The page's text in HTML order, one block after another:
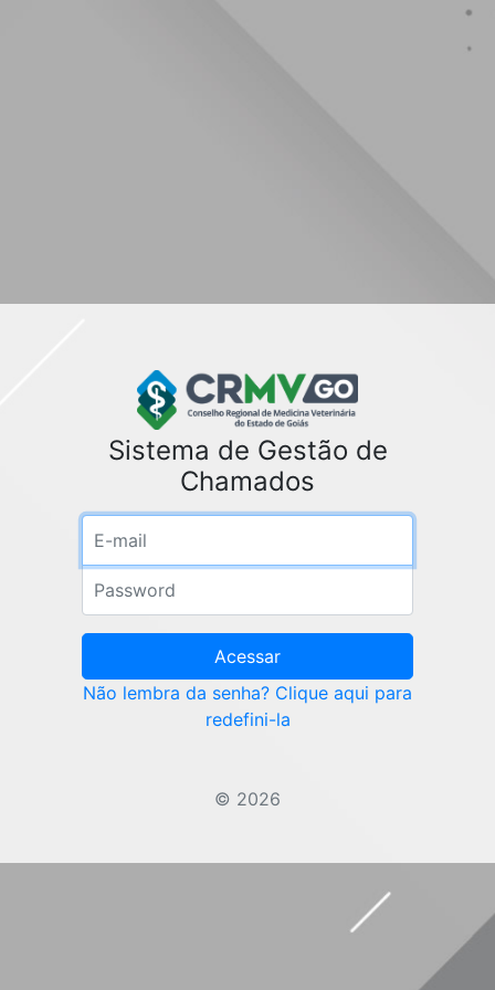
Sistema de Gestão de
Chamados
Senha
Acessar
Não lembra da senha? Clique aqui para
redefini-la
© 2026